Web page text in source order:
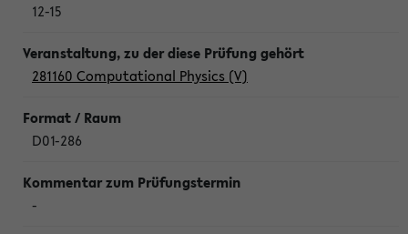
12-15
281160 Computational Physics (V)
D01-286
-